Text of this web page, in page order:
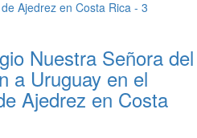
Nuestra Señora del
a Uruguay en el
Ajedrez en Costa